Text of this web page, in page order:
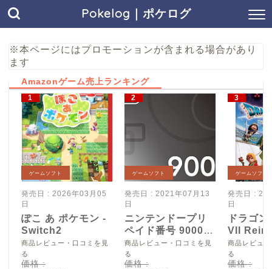
Pokelog｜ポケログ
※本ページにはプロモーションが含まれる場合があり
ます
Amazonゲーム売上ランキング
ゲームソフト
発売日 : 2026年03月05
日
ぽこ あ ポケモン -
Switch2
商品レビュー・口コミを見
る
価格 :
ゲームソフト
発売日 : 2021年07月13
日
ニンテンドープリ
ペイド番号 9000
円|オンラインコー
ド版
商品レビュー・口コミを見
る
価格 :
ゲームソフト
発売日 :
日
ドラゴ
VII
Switch2
商品レビュ
る
価格 :